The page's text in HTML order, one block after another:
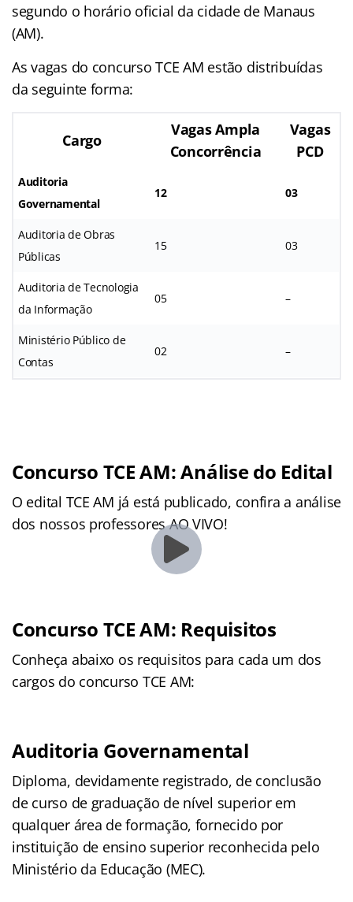
segundo o horário oficial da cidade de Manaus
(AM).
As vagas do concurso TCE AM estão distribuídas
da seguinte forma:
Cargo
Vagas Ampla
Concorrência
Vagas
PCD
Auditoria
Governamental
12 03
Auditoria de Obras
Públicas
15 03
Auditoria de Tecnologia
da Informação
05 –
Ministério Público de
Contas
02 –
Concurso TCE AM: Análise do Edital
O edital TCE AM já está publicado, confira a análise
dos nossos professores AO VIVO!
Concurso TCE AM: Requisitos
Conheça abaixo os requisitos para cada um dos
cargos do concurso TCE AM:
Auditoria Governamental
Diploma, devidamente registrado, de conclusão
de curso de graduação de nível superior em
qualquer área de formação, fornecido por
instituição de ensino superior reconhecida pelo
Ministério da Educação (MEC).